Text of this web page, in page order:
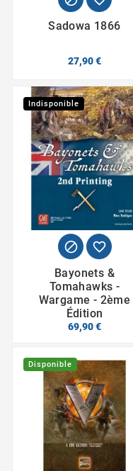
Sadowa 1866
27,90 €
Indisponible
 
Bayonets &
Tomahawks -
Wargame - 2ème
Édition
69,90 €
Disponible